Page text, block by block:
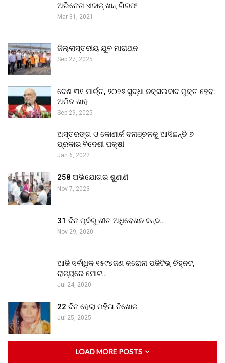
ଅଭିନେତା ଏଜାଜ୍ ଖାନ୍ ଗିରଫ
Mar 31, 2021
ଜିଲ୍ଲାସ୍ତରୀୟ ଯୁବ ମାରାଥନ
Sep 27, 2025
ଦେଶ ୩୧ ମାର୍ଚ୍ଚ, ୨୦୨୬ ସୁଦ୍ଧା ନକ୍ସଲବାଦ ମୁକ୍ତ ହେବ:
ଅମିତ ଶାହ
Sep 29, 2025
ଅସ୍ତରଙ୍ଗ ଓ କୋଣାର୍କ ବନାଞ୍ଚଳକୁ ଆସିଛନ୍ତି ୭
ପ୍ରକାର ବିଦେଶୀ ପକ୍ଷୀ
Jan 6, 2022
258 ଅଭିଯୋଗର ଶୁଣାଣି
Nov 7, 2023
31 ଦିନ ପୂର୍ବରୁ ଶୀତ ଅଧିବେଶନ ବନ୍ଦ…
Nov 29, 2020
ଆଜି ସର୍ବାଧିକ ୧୫୯୪ଜଣ କରୋନା ପଜିଟିଭ୍ ଚିହ୍ନଟ,
ରାଜ୍ୟରେ ମୋଟ…
Jul 24, 2020
22 ଦିନ ହେଲା ମହିଳା ନିଖୋଜ
Jul 25, 2025
LOAD MORE POSTS